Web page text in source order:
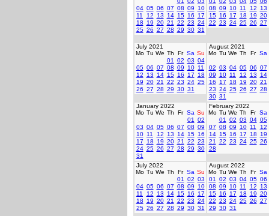
04 05 06 07 08 09
10
11
12 13 14 15 16
17
18
19 20 21 22 23 24
25 26 27 28 29 30 31
08 09 10 11 12 13
15 16 17 18 19 20
22 23 24 25 26 27
July 2021
Mo Tu We Th Fr Sa Su
01
02 03 04
05 06 07 08 09 10 11
12
13 14 15 16 17
18
19 20 21 22 23 24 25
26 27 28 29 30 31
August 2021
Mo Tu We Th Fr Sa
02 03 04 05 06 07
09
10 11 12 13 14
16
17 18 19 20 21
23 24 25 26 27 28
30 31
January 2022
Mo Tu We Th Fr Sa Su
01
02
03 04 05 06 07 08 09
10 11 12 13 14 15 16
17
18 19 20 21 22 23
24 25 26 27 28 29 30
31
February 2022
Mo Tu We Th Fr Sa
01
02 03 04 05
07 08 09 10 11 12
14 15 16 17 18 19
21
22 23 24 25 26
28
July 2022
Mo Tu We Th Fr Sa Su
01
02 03
04 05 06 07 08 09
10
11
12 13 14 15 16
17
18
19 20 21 22 23 24
25 26 27 28 29 30 31
August 2022
Mo Tu We Th Fr Sa
01
02 03 04 05 06
08 09 10 11 12 13
15 16 17 18 19 20
22 23 24 25 26 27
29 30 31